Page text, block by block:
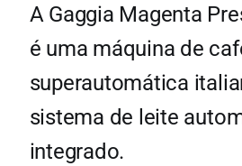
A Gaggia Magenta
é uma máquina de
superautomática
sistema de leite
integrado.